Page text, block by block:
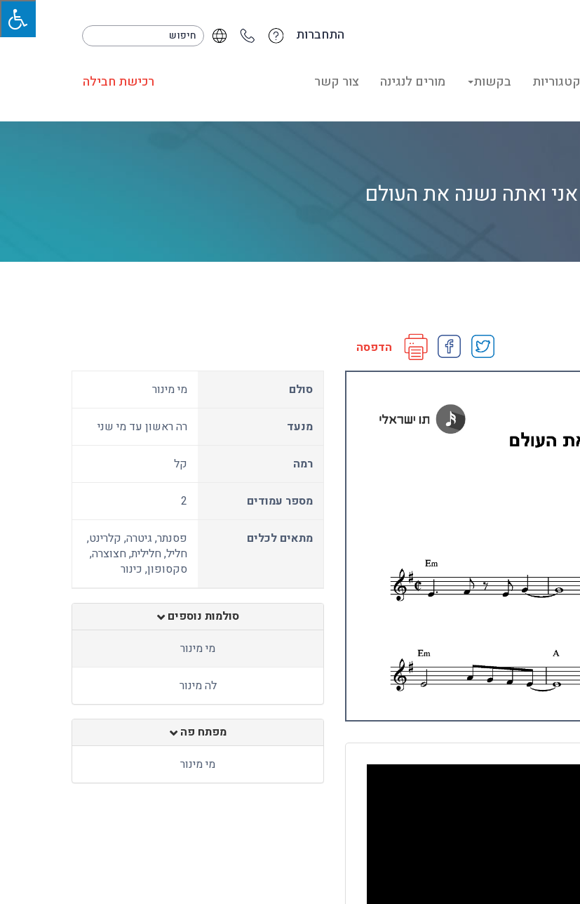
התחברות
קטגוריות בקשות מורים לנגינה צור קשר רכישת חבילה
אני ואתה נשנה את העולם
הדפסה
סולם מי מינור
מנעד רה ראשון עד מי שני
רמה קל
מספר עמודים 2
מתאים לכלים
פסנתר, גיטרה, קלרינט,
חליל, חלילית, חצוצרה,
סקסופון, כינור
סולמות נוספים
מי מינור
לה מינור
מפתח פה
מי מינור